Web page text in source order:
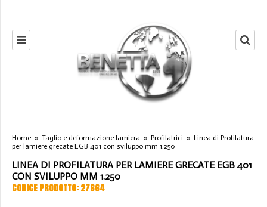
Home » Taglio e deformazione lamiera » Profilatrici » Linea di Profilatura
per lamiere grecate EGB 401 con sviluppo mm 1.250
LINEA DI PROFILATURA PER LAMIERE GRECATE EGB 401
CON SVILUPPO MM 1.250
CODICE PRODOTTO: 27664